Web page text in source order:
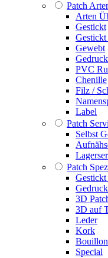
Patch
Arten
Gestickt
Gewebt
PVC
Chenille
Filz /
Label
Patch
Selbst
Patch
Gestickt
3D
3D auf
Leder
Kork
Special